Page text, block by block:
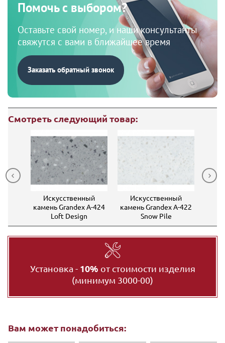
Помочь с выбором?
Оставьте свой номер, и наши консультанты
свяжутся с вами в ближайшее время
Заказать обратный звонок
Смотреть следующий товар:
Искусственный
камень Grandex A-424
Loft Design
Искусственный
камень Grandex A-422
Snow Pile
Установка - 10% от стоимости изделия
(минимум 3000-00)
Вам может понадобиться: